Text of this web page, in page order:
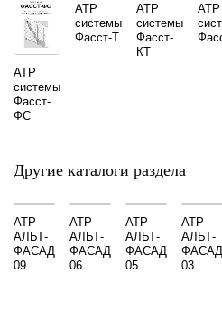
АТР
системы
Фасст-
ФС
АТР
системы
Фасст-Т
АТР
системы
Фасст-
КТ
АТР
Другие каталоги раздела
АТР
АЛЬТ-
ФАСАД
09
АТР
АЛЬТ-
ФАСАД
06
АТР
АЛЬТ-
ФАСАД
05
АТР
АЛЬТ-
ФАСАД
03